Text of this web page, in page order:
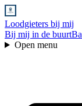
Loodgieters bij mij
Bij mij in de buurt
Open menu